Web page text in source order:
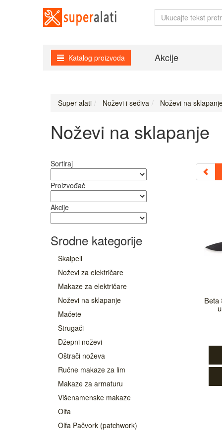
Katalog proizvoda Akcije
Super alati Noževi i sečiva Noževi na
Noževi na sklapanje
Sortiraj
Proizvođač
Akcije
Srodne kategorije
Skalpeli
Noževi za električare
Makaze za električare
Noževi na sklapanje
Mačete
Strugači
Džepni noževi
Oštrači noževa
Ručne makaze za lim
Makaze za armaturu
Višenamenske makaze
Olfa
Olfa Pačvork (patchwork)
Beta